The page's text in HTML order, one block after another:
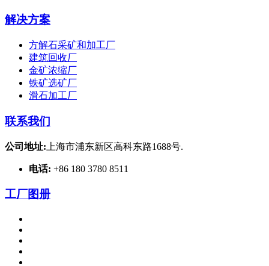
解决方案
方解石采矿和加工厂
建筑回收厂
金矿浓缩厂
铁矿选矿厂
滑石加工厂
联系我们
公司地址: 上海市浦东新区高科东路1688号.
电话: +86 180 3780 8511
工厂图册